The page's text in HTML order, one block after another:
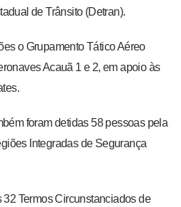
de Trânsito (Detran).
o Grupamento Tático Aéreo
Acauã 1 e 2, em apoio às
foram detidas 58 pessoas pela
Integradas de Segurança
Termos Circunstanciados de